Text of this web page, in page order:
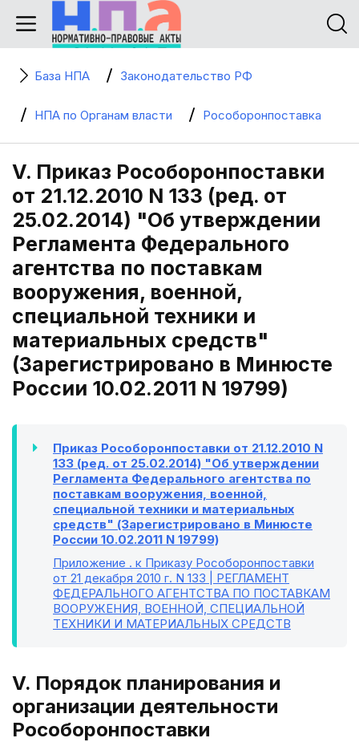
База НПА Законодательство РФ
НПА по Органам власти Рособоронпоставка
V. Приказ Рособоронпоставки
от 21.12.2010 N 133 (ред. от
25.02.2014) "Об утверждении
Регламента Федерального
агентства по поставкам
вооружения, военной,
специальной техники и
материальных средств"
(Зарегистрировано в Минюсте
России 10.02.2011 N 19799)
Приказ Рособоронпоставки от 21.12.2010 N
133 (ред. от 25.02.2014) "Об утверждении
Регламента Федерального агентства по
поставкам вооружения, военной,
специальной техники и материальных
средств" (Зарегистрировано в Минюсте
России 10.02.2011 N 19799)
Приложение . к Приказу Рособоронпоставки
от 21 декабря 2010 г. N 133 | РЕГЛАМЕНТ
ФЕДЕРАЛЬНОГО АГЕНТСТВА ПО ПОСТАВКАМ
ВООРУЖЕНИЯ, ВОЕННОЙ, СПЕЦИАЛЬНОЙ
ТЕХНИКИ И МАТЕРИАЛЬНЫХ СРЕДСТВ
V. Порядок планирования и
организации деятельности
Рособоронпоставки